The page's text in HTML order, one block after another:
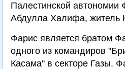
Палестинской
Абдулла Халифа, житель
Фарис является братом
одного из командиров
Касама" в секторе Газы.